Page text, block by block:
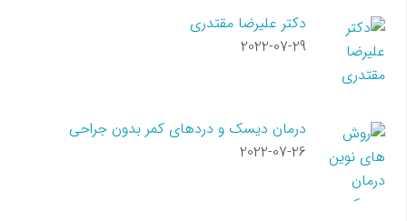
دکتر علیرضا مقتدری
2022-07-29
درمان دیسک و دردهای کمر بدون جراحی
2022-07-26